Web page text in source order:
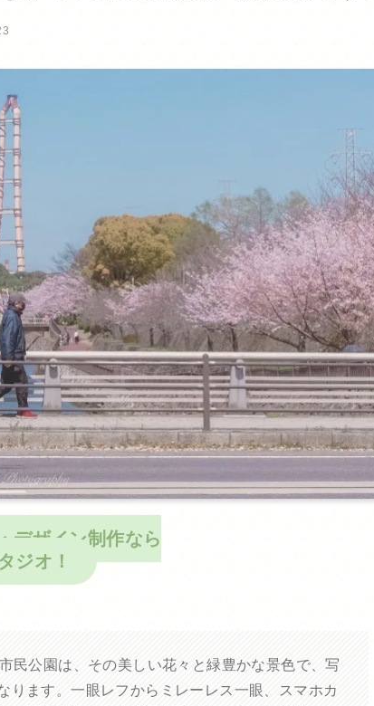
デザイン制作なら
ジオ！
民公園は、その美しい花々と緑豊かな景色で、写
ます。一眼レフからミレーレス一眼、スマホカ